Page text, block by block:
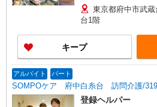
保加入者）の場合は
時、18時〜）：時給
2,100円〜 【実務者
級・2級）】時給
保加入者）の場合は
時、18時〜）：時給
ンセル手当：職務時給の60％
手当は勤続5年目まで
入社者は除く）
東京都府中市武
台1階
キープ
アルバイト パート
SOMPOケア 府中白糸台 訪問介護/
登録ヘルパー